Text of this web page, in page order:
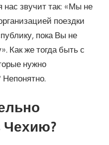
звучит так: «Мы не
поездки
пока Вы не
Как же тогда быть с
нужно
Непонятно.
Чехию?